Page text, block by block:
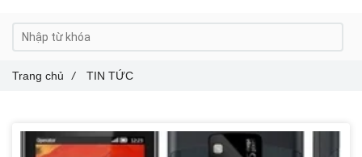
Trang chủ / TIN TỨC